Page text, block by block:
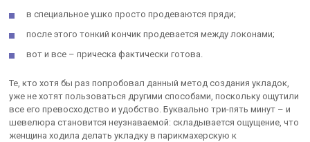
в специальное ушко просто продеваются пряди;
после этого тонкий кончик продевается между локонами;
вот и все – прическа фактически готова.
Те, кто хотя бы раз попробовал данный метод создания укладок,
уже не хотят пользоваться другими способами, поскольку ощутили
все его превосходство и удобство. Буквально три-пять минут – и
шевелюра становится неузнаваемой: складывается ощущение, что
женщина ходила делать укладку в парикмахерскую к